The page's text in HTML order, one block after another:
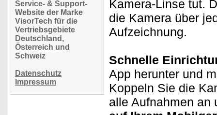
Service- & Support-
Website der Marke
VisorTech für die
Vertriebsgebiete
Deutschland,
Österreich und
Schweiz
Datenschutz
Impressum
Kamera-Linse tut.
die Kamera über
Aufzeichnung.
Schnelle
App herunter und
Koppeln Sie die
alle Aufnahmen